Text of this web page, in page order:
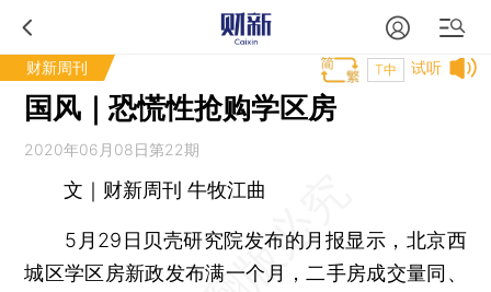
财新周刊 试听
T中
国风｜恐慌性抢购学区房
2020年06月08日第22期
文｜财新周刊 牛牧江曲
5月29日贝壳研究院发布的月报显示，北京西
城区学区房新政发布满一个月，二手房成交量同、